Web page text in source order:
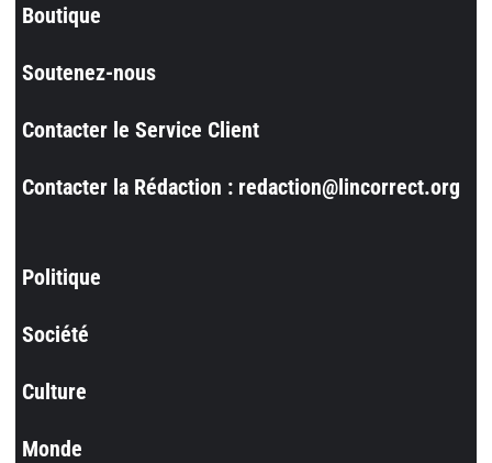
Boutique
Soutenez-nous
Contacter le Service Client
Contacter la Rédaction : redaction@lincorrect.org
Politique
Société
Culture
Monde